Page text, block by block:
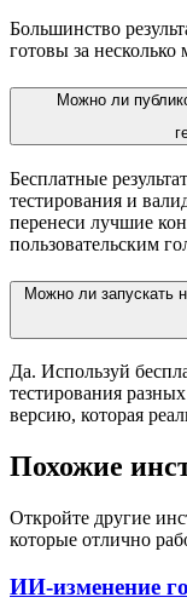
Большинство
готовы за
Можно ли
Бесплатные
тестирования и
перенеси лучшие
пользовательским
Можно ли запускать
Да. Используй
тестирования
версию, которая
Похожие
Откройте другие
которые отлично
ИИ-изменение